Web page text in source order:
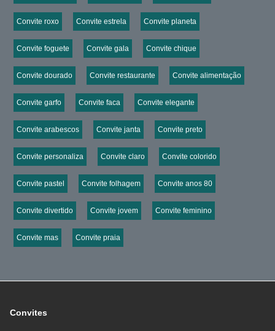
Convite roxo Convite estrela Convite planeta
Convite foguete Convite gala Convite chique
Convite dourado Convite restaurante Convite alimentação
Convite garfo Convite faca Convite elegante
Convite arabescos Convite janta Convite preto
Convite personaliza Convite claro Convite colorido
Convite pastel Convite folhagem Convite anos 80
Convite divertido Convite jovem Convite feminino
Convite mas Convite praia
Convites